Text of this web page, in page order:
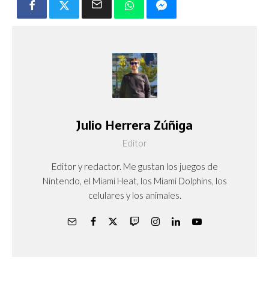
Julio Herrera Zúñiga
Editor
Editor y redactor. Me gustan los juegos de
Nintendo, el Miami Heat, los Miami Dolphins, los
celulares y los animales.